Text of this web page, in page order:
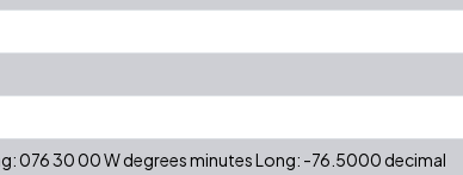
076 30 00 W degrees minutes Long: -76.5000 decimal